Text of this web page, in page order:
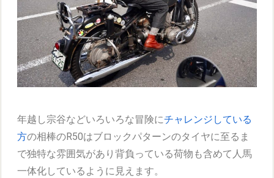
年越し宗谷などいろいろな冒険にチャレンジしている
方の相棒のR50はブロックパターンのタイヤに至るま
で独特な雰囲気があり背負っている荷物も含めて人馬
一体化しているように見えます。